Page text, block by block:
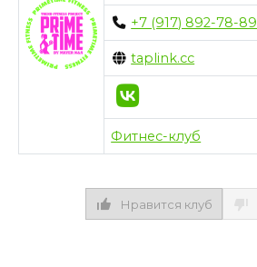
+7 (917) 892-78-89
taplink.cc
Фитнес-клуб
Нравится клуб